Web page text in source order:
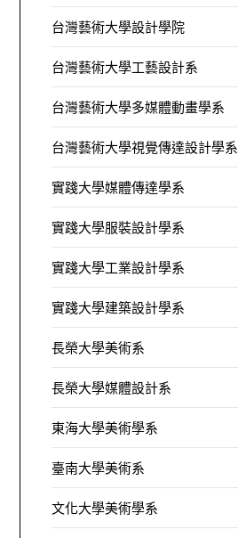
台灣藝術大學設計學院
台灣藝術大學工藝設計系
台灣藝術大學多媒體動畫學系
台灣藝術大學視覺傳達設計學系
實踐大學媒體傳達學系
實踐大學服裝設計學系
實踐大學工業設計學系
實踐大學建築設計學系
長榮大學美術系
長榮大學媒體設計系
東海大學美術學系
臺南大學美術系
文化大學美術學系